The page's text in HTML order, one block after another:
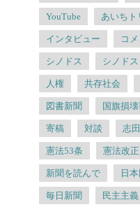
YouTube あいちト
インタビュー コ
シノドス シノド
人権 共存社会
図書新聞 国旗損
寄稿 対談 志
憲法53条 憲法改正
新聞を読んで 日
毎日新聞 民主主義